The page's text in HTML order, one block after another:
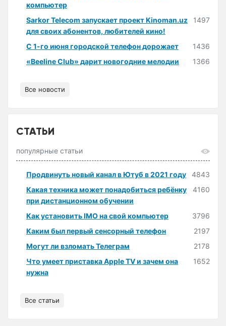
компьютер
Sarkor Telecom запускает проект Kinoman.uz
для своих абонентов, любителей кино!
1497
С 1-го июня городской телефон дорожает
1436
«Beeline Club» дарит новогодние мелодии
1366
Все новости
СТАТЬИ
популярные статьи
Продвинуть новый канал в Ютуб в 2021 году
4843
Какая техника может понадобиться ребёнку
при дистанционном обучении
4160
Как установить IMO на свой компьютер
3796
Каким был первый сенсорный телефон
2197
Могут ли взломать Телеграм
2178
Что умеет приставка Apple TV и зачем она
нужна
1652
Все статьи